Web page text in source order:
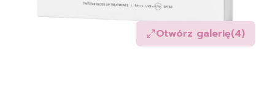
Otwórz galerię(4)